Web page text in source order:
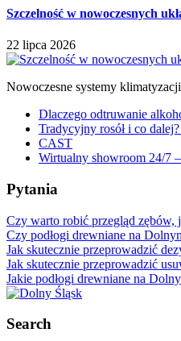
Szczelność w nowoczesnych
22 lipca 2026
Nowoczesne systemy
Dlaczego odtruwanie
Tradycyjny rosół i co
CAST
Wirtualny showroom 24/7
Pytania
Czy warto robić przegląd zębów,
Czy podłogi drewniane na
Jak skutecznie przeprowadzić
Jak skutecznie przeprowadzić
Jakie podłogi drewniane na
Search